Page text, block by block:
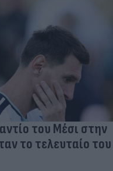
του Μέσι στην
το τελευταίο του